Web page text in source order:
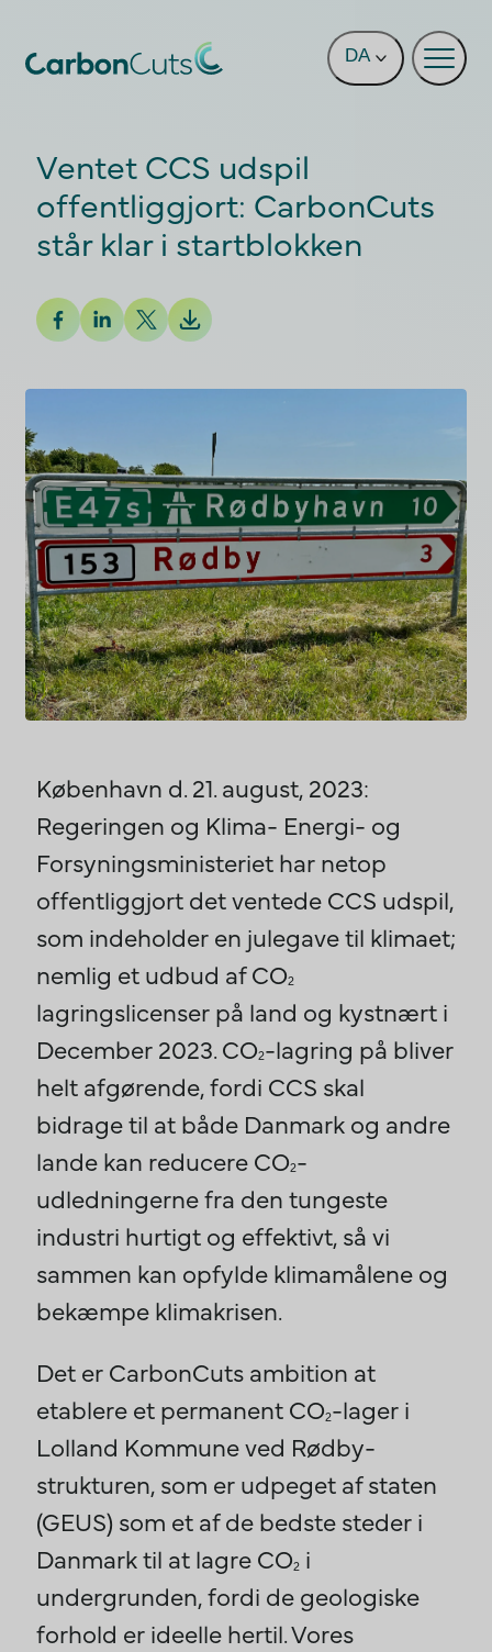
DA
Ventet CCS udspil
offentliggjort: CarbonCuts
står klar i startblokken
København d. 21. august, 2023:
Regeringen og Klima- Energi- og
Forsyningsministeriet har netop
offentliggjort det ventede CCS udspil,
som indeholder en julegave til klimaet;
nemlig et udbud af CO2
lagringslicenser på land og kystnært i
December 2023. CO2-lagring på bliver
helt afgørende, fordi CCS skal
bidrage til at både Danmark og andre
lande kan reducere CO2-
udledningerne fra den tungeste
industri hurtigt og effektivt, så vi
sammen kan opfylde klimamålene og
bekæmpe klimakrisen.
Det er CarbonCuts ambition at
etablere et permanent CO2-lager i
Lolland Kommune ved Rødby-
strukturen, som er udpeget af staten
(GEUS) som et af de bedste steder i
Danmark til at lagre CO2 i
undergrunden, fordi de geologiske
forhold er ideelle hertil. Vores